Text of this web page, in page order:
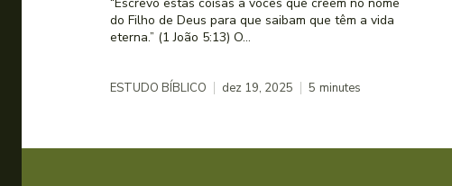
do Filho de Deus para que saibam que têm a vida
eterna.” (1 João 5:13) O...
ESTUDO BÍBLICO dez 19, 2025 5 minutes